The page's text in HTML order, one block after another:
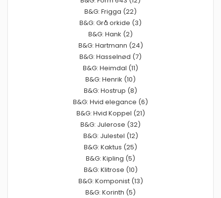
B&G: Frigga (22)
B&G: Grå orkide (3)
B&G: Hank (2)
B&G: Hartmann (24)
B&G: Hasselnød (7)
B&G: Heimdal (11)
B&G: Henrik (10)
B&G: Hostrup (8)
B&G: Hvid elegance (6)
B&G: Hvid Koppel (21)
B&G: Julerose (32)
B&G: Julestel (12)
B&G: Kaktus (25)
B&G: Kipling (5)
B&G: Klitrose (10)
B&G: Komponist (13)
B&G: Korinth (5)